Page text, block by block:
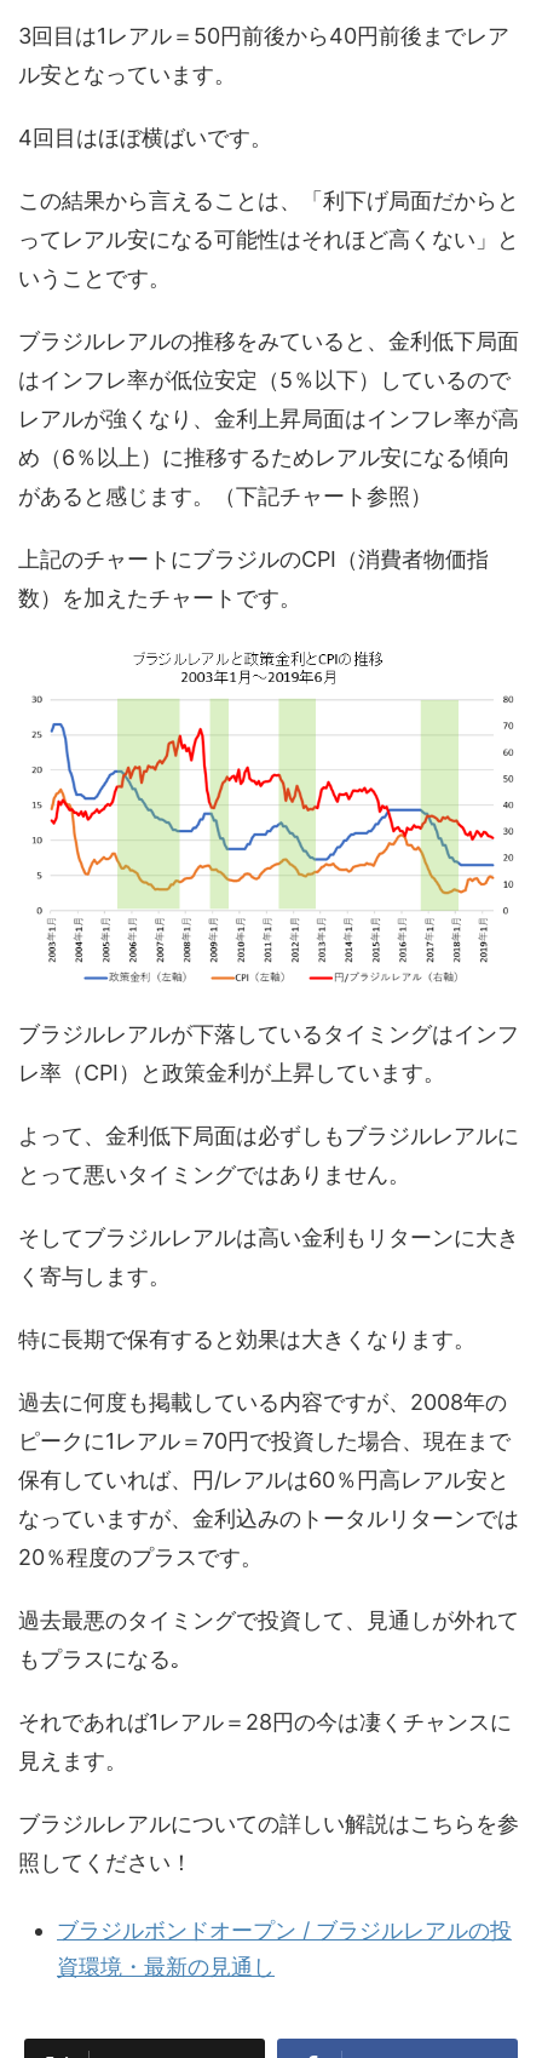
3回目は1レアル＝50円前後から40円前後までレア
ル安となっています。
4回目はほぼ横ばいです。
この結果から言えることは、「利下げ局面だからと
ってレアル安になる可能性はそれほど高くない」と
いうことです。
ブラジルレアルの推移をみていると、金利低下局面
はインフレ率が低位安定（5％以下）しているので
レアルが強くなり、金利上昇局面はインフレ率が高
め（6％以上）に推移するためレアル安になる傾向
があると感じます。（下記チャート参照）
上記のチャートにブラジルのCPI（消費者物価指
数）を加えたチャートです。
ブラジルレアルが下落しているタイミングはインフ
レ率（CPI）と政策金利が上昇しています。
よって、金利低下局面は必ずしもブラジルレアルに
とって悪いタイミングではありません。
そしてブラジルレアルは高い金利もリターンに大き
く寄与します。
特に長期で保有すると効果は大きくなります。
過去に何度も掲載している内容ですが、2008年の
ピークに1レアル＝70円で投資した場合、現在まで
保有していれば、円/レアルは60％円高レアル安と
なっていますが、金利込みのトータルリターンでは
20％程度のプラスです。
過去最悪のタイミングで投資して、見通しが外れて
もプラスになる｡
それであれば1レアル＝28円の今は凄くチャンスに
見えます。
ブラジルレアルについての詳しい解説はこちらを参
照してください！
ブラジルボンドオープン / ブラジルレアルの投
資環境・最新の見通し